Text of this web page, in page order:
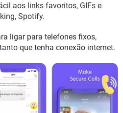
aos links favoritos, GIFs e
Spotify.
ligar para telefones fixos,
que tenha conexão internet.